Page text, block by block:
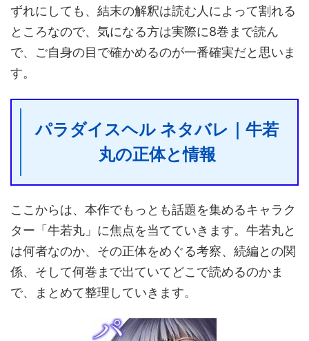
ずれにしても、結末の解釈は読む人によって割れる
ところなので、気になる方は実際に8巻まで読ん
で、ご自身の目で確かめるのが一番確実だと思いま
す。
パラダイスヘル ネタバレ｜牛若
丸の正体と情報
ここからは、本作でもっとも話題を集めるキャラク
ター「牛若丸」に焦点を当てていきます。牛若丸と
は何者なのか、その正体をめぐる考察、続編との関
係、そして何巻まで出ていてどこで読めるのかま
で、まとめて整理していきます。